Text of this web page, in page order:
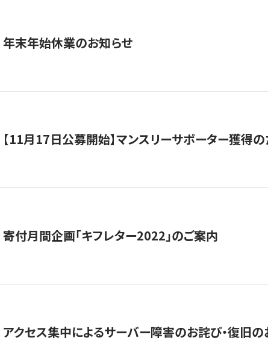
年末年始休業のお知らせ
【11月17日公募開始】マンスリーサポーター獲得
寄付月間企画「キフレター2022」のご案内
アクセス集中によるサーバー障害のお詫び・復旧の